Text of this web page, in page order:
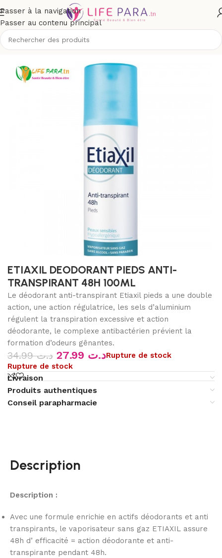
Passer à la navigation
Passer au contenu principal
Hygiène/Déodorants et anti-transpirants/Déodorant Pieds
ETIAXIL DEODORANT PIEDS ANTI-
TRANSPIRANT 48H 100ML
Le déodorant anti-transpirant Etiaxil pieds a une double
action, une action régulatrice, les sels d’aluminium
régulent la transpiration excessive et action
déodorante, le complexe antibactérien prévient la
formation d’odeurs gênantes.
د.ت34.99 د.تRupture de stock
Rupture de stock
Livraison
Produits authentiques
Conseil parapharmacie
Description
Description :
Avec une formule enrichie en actifs déodorants et anti
transpirants, le vaporisateur sans gaz ETIAXIL assure
48h d’ efficacité = action déodorante et anti-
transpirante pendant 48h.